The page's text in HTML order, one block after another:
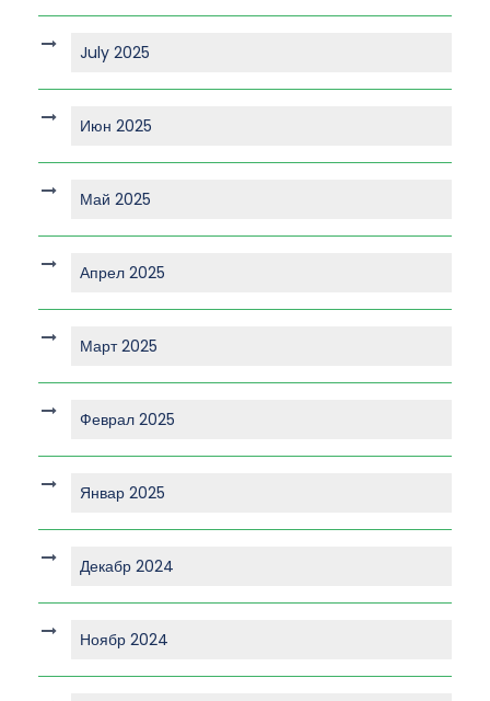
July 2025
Июн 2025
Май 2025
Апрел 2025
Март 2025
Феврал 2025
Январ 2025
Декабр 2024
Ноябр 2024